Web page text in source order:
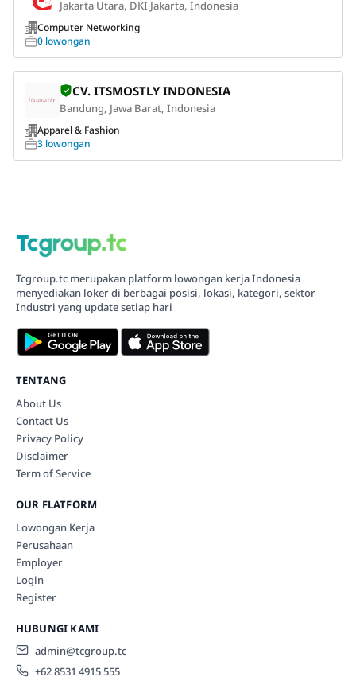
Jakarta Utara, DKI Jakarta, Indonesia
Computer Networking
0 lowongan
CV. ITSMOSTLY INDONESIA
Bandung, Jawa Barat, Indonesia
Apparel & Fashion
3 lowongan
Tcgroup.tc merupakan platform lowongan kerja Indonesia
menyediakan loker di berbagai posisi, lokasi, kategori, sektor
Industri yang update setiap hari
TENTANG
About Us
Contact Us
Privacy Policy
Disclaimer
Term of Service
OUR FLATFORM
Lowongan Kerja
Perusahaan
Employer
Login
Register
HUBUNGI KAMI
admin@tcgroup.tc
+62 8531 4915 555